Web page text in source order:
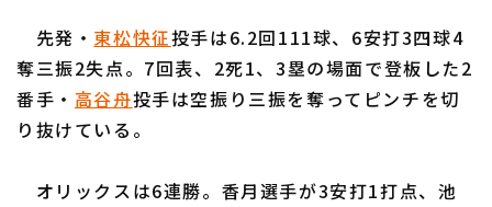
先発・ 東松快征投手は6.2回111球、6安打3四球4
奪三振2失点。7回表、2死1、3塁の場面で登板した2
番手・ 高谷舟投手は空振り三振を奪ってピンチを切
り抜けている。
オリックスは6連勝。香月選手が3安打1打点、池